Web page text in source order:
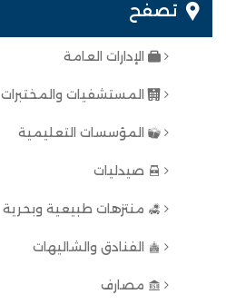
تصفح
الإدارات العامة
المستشفيات والمختبرات
المؤسسات التعليمية
صيدليات
منتزهات طبيعية وبحرية
الفنادق والشاليهات
مصارف